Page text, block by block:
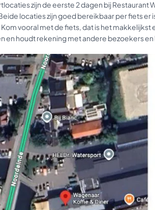
zijn de eerste 2 dagen bij Restaurant
locaties zijn goed bereikbaar per fiets
vooral met de fiets, dat is het
en houdt rekening met andere bezoekers